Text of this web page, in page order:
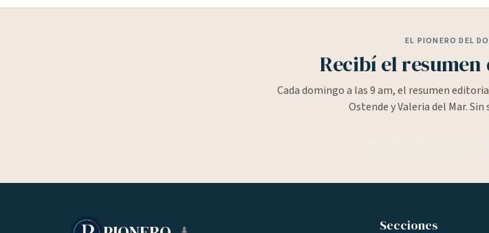
EL PIONERO DEL
Recibí el resumen
Cada domingo a las 9 am, el resumen
Ostende y Valeria del Mar.
Secciones